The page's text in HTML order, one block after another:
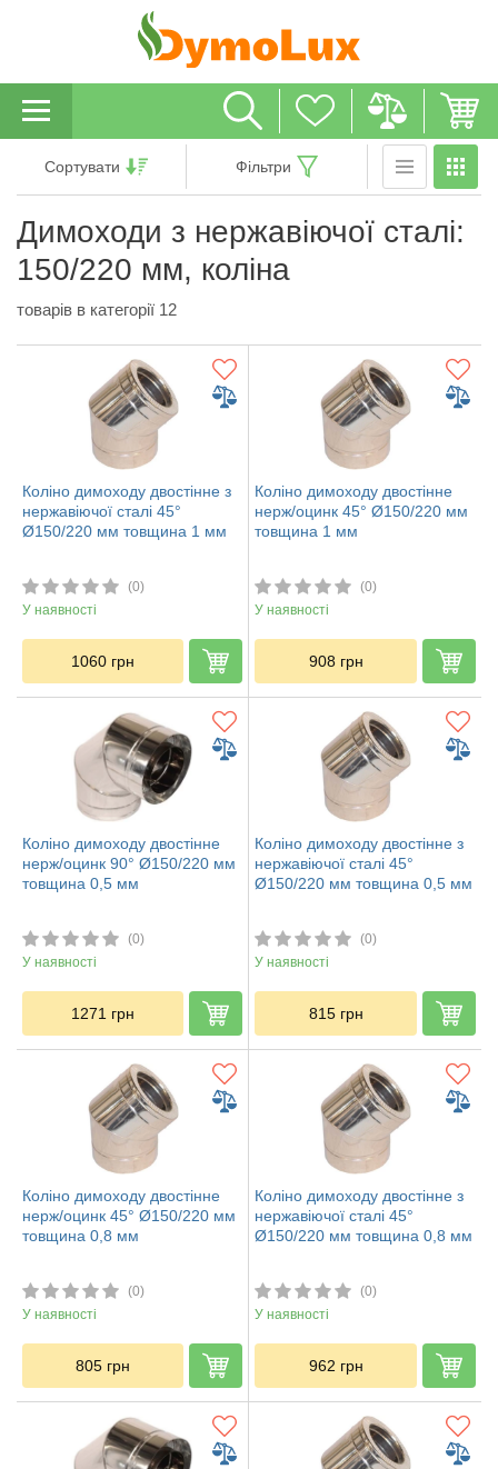
Димоходи з нержавіючої сталі:
150/220 мм, коліна
товарів в категорії 12
Сортувати Фільтри
Коліно димоходу двостінне з
нержавіючої сталі 45°
Ø150/220 мм товщина 1 мм
(0)
У наявності
1060 грн
Коліно димоходу двостінне
нерж/оцинк 45° Ø150/220 мм
товщина 1 мм
(0)
У наявності
908 грн
Коліно димоходу двостінне
нерж/оцинк 90° Ø150/220 мм
товщина 0,5 мм
(0)
У наявності
1271 грн
Коліно димоходу двостінне з
нержавіючої сталі 45°
Ø150/220 мм товщина 0,5 мм
(0)
У наявності
815 грн
Коліно димоходу двостінне
нерж/оцинк 45° Ø150/220 мм
товщина 0,8 мм
(0)
У наявності
805 грн
Коліно димоходу двостінне з
нержавіючої сталі 45°
Ø150/220 мм товщина 0,8 мм
(0)
У наявності
962 грн